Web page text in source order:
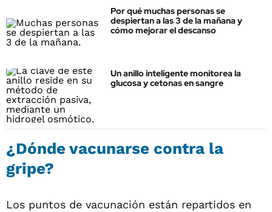
Por qué muchas personas se
despiertan a las 3 de la mañana y
cómo mejorar el descanso
Un anillo inteligente monitorea la
glucosa y cetonas en sangre
¿Dónde vacunarse contra la
gripe?
Los puntos de vacunación están repartidos en